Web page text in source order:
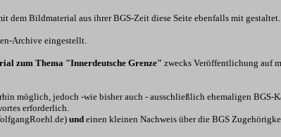
dem Bildmaterial aus ihrer BGS-Zeit diese Seite ebenfalls mit
Archive eingestellt.
zum Thema "Innerdeutsche Grenze" zwecks Veröffentlichung auf
möglich, jedoch -wie bisher auch - ausschließlich ehemaligen BGS-
erforderlich.
undeinen kleinen Nachweis über die BGS